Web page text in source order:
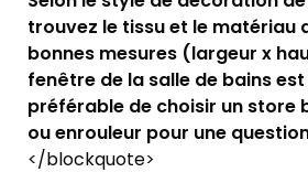
trouvez le tissu et le matériau
bonnes mesures (largeur x
fenêtre de la salle de bains
préférable de choisir un store
ou enrouleur pour une
</blockquote>